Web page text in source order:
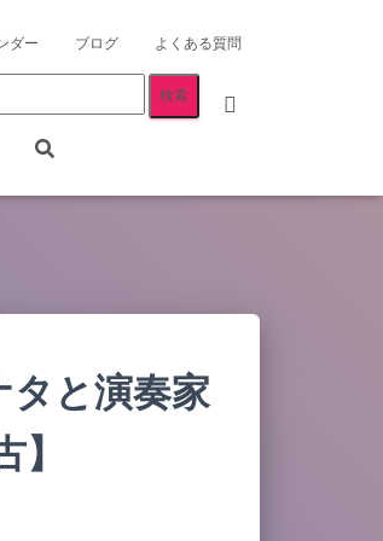
ダー ブログ よくある質問
タと演奏家